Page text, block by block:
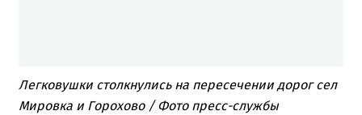
Легковушки столкнулись на пересечении дорог сел
Мировка и Горохово / Фото пресс-службы